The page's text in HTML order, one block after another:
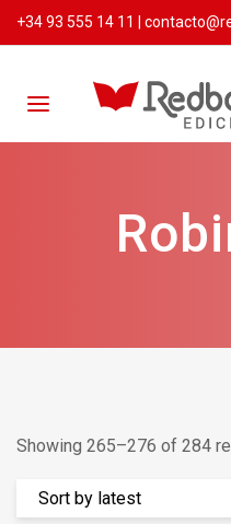
+34 93 555 14 11
Showing 265–276 of 284